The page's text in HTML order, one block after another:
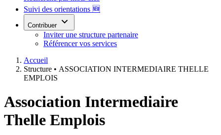
Suivi des orientations 🆕
Contribuer
Inviter une structure partenaire
Référencer vos services
Accueil
Structure • ASSOCIATION INTERMEDIAIRE THELLE
EMPLOIS
Association Intermediaire
Thelle Emplois